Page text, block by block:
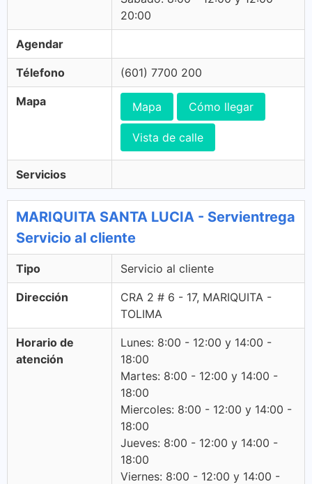
20:00
Agendar
Télefono (601) 7700 200
Mapa Mapa Cómo llegar
Vista de calle
Servicios
MARIQUITA SANTA LUCIA - Servientrega
Servicio al cliente
Tipo Servicio al cliente
Dirección
CRA 2 # 6 - 17, MARIQUITA -
TOLIMA
Horario de
atención
Lunes: 8:00 - 12:00 y 14:00 -
18:00
Martes: 8:00 - 12:00 y 14:00 -
18:00
Miercoles: 8:00 - 12:00 y 14:00 -
18:00
Jueves: 8:00 - 12:00 y 14:00 -
18:00
Viernes: 8:00 - 12:00 y 14:00 -